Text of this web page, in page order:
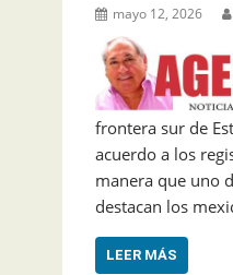
mayo 12, 2026
frontera sur de
acuerdo a los
manera que uno
destacan los
LEER MÁS